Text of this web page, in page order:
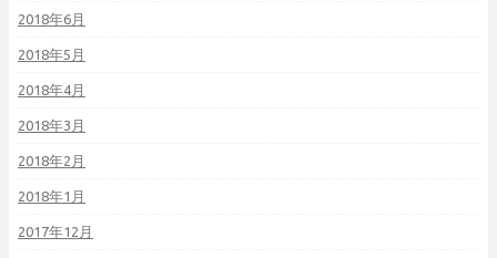
2018年6月
2018年5月
2018年4月
2018年3月
2018年2月
2018年1月
2017年12月